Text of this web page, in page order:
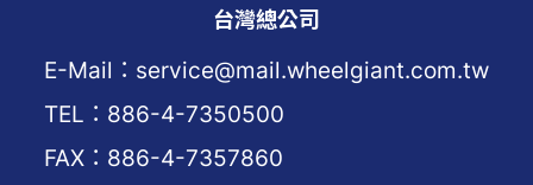
台灣總公司
E-Mail：service@mail.wheelgiant.com.tw
TEL：886-4-7350500
FAX：886-4-7357860